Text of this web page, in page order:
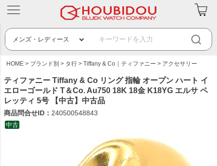
HOME ブランド別 タ行 Tiffany & Co｜ティファニー アクセサリー
ティファニー Tiffany & Co リング 指輪 オープン ハート イ
エローゴールド T＆Co. Au750 18K 18金 K18YG エルサ ペ
レッティ 5号 【中古】中古品
商品問合せID： 240500548843
中古